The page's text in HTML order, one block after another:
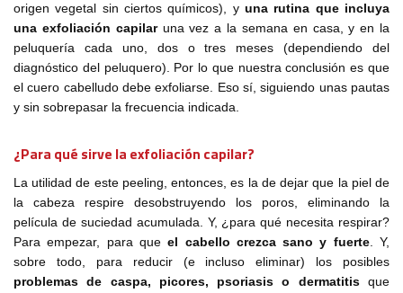
origen vegetal sin ciertos químicos), y una rutina que incluya
una exfoliación capilaruna vez a la semana en casa, y en la
peluquería cada uno, dos o tres meses (dependiendo del
diagnóstico del peluquero). Por lo que nuestra conclusión es que
el cuero cabelludo debe exfoliarse. Eso sí, siguiendo unas pautas
y sin sobrepasar la frecuencia indicada.
¿Para qué sirve la exfoliación capilar?
La utilidad de este peeling, entonces, es la de dejar que la piel de
la cabeza respire desobstruyendo los poros, eliminando la
película de suciedad acumulada. Y, ¿para qué necesita respirar?
Para empezar, para queel cabello crezca sano y fuerte. Y,
sobre todo, para reducir (e incluso eliminar) los posibles
problemas de caspa, picores, psoriasis o dermatitisque